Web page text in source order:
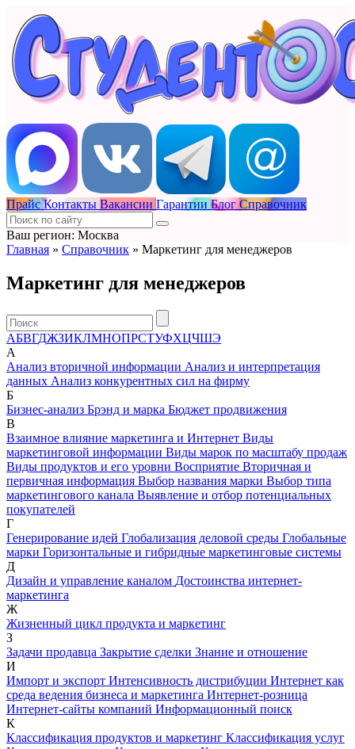
Прайс Контакты Вакансии Гарантии Блог Справочник
Ваш регион: Москва
Главная » Справочник » Маркетинг для менеджеров
Маркетинг для менеджеров
АБВГДЖЗИКЛМНОПРСТУФХЦЧШЭ
А
Анализ вторичной информации Анализ и интерпретация
данных Анализ конкурентных сил на фирму
Б
Бизнес-анализ Брэнд и марка Бюджет продвижения
В
Взаимное влияние маркетинга и Интернет Виды
маркетинговой информации Виды марок по масштабу продаж
Виды продуктов и его уровни Восприятие Вторичная и
первичная информация Выбор названия марки Выбор типа
маркетингового канала Выявление и отбор потенциальных
покупателей
Г
Генерирование идей Глобализация деловой среды Глобальные
марки Горизонтальные и гибридные маркетинговые системы
Д
Дизайн и управление каналом Достоинства интернет-
маркетинга
Ж
Жизненный цикл продукта и маркетинг
З
Задачи продавца Закрытие сделки Знание и отношение
И
Импорт и экспорт Интенсивность дистрибуции Интернет как
среда ведения бизнеса и маркетинга Интернет-розница
Интернет-сайты компаний Информационный поиск
К
Классификация продуктов и маркетинг Классификация услуг